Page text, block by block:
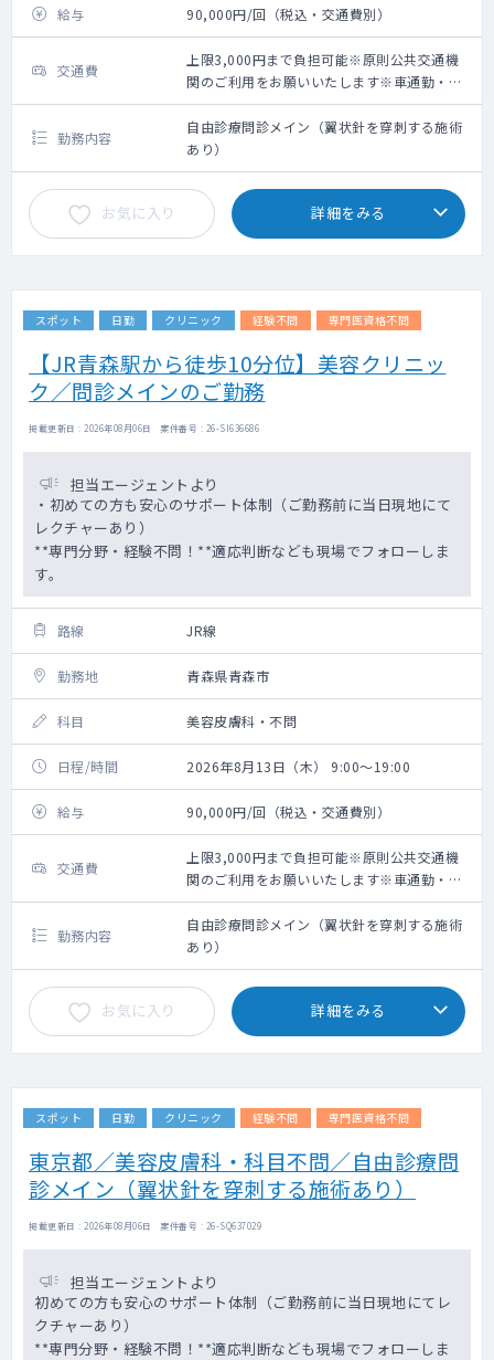
給与 90,000円/回（税込・交通費別）
交通費
上限3,000円まで負担可能※原則公共交通機
関のご利用をお願いいたします※車通勤・タ
クシー利用要相談
勤務内容
自由診療問診メイン（翼状針を穿刺する施術
あり）
お気に入り 詳細をみる
スポット 日勤 クリニック 経験不問 専門医資格不問
【JR青森駅から徒歩10分位】美容クリニッ
ク／問診メインのご勤務
掲載更新日 : 2026年08月06日 案件番号 : 26-SI636686
担当エージェントより
・初めての方も安心のサポート体制（ご勤務前に当日現地にて
レクチャーあり）
**専門分野・経験不問！**適応判断なども現場でフォローしま
す。
路線 JR線
勤務地 青森県青森市
科目 美容皮膚科・不問
日程/時間 2026年8月13日（木） 9:00～19:00
給与 90,000円/回（税込・交通費別）
交通費
上限3,000円まで負担可能※原則公共交通機
関のご利用をお願いいたします※車通勤・タ
クシー利用要相談
勤務内容
自由診療問診メイン（翼状針を穿刺する施術
あり）
お気に入り 詳細をみる
スポット 日勤 クリニック 経験不問 専門医資格不問
東京都／美容皮膚科・科目不問／自由診療問
診メイン（翼状針を穿刺する施術あり）
掲載更新日 : 2026年08月06日 案件番号 : 26-SQ637029
担当エージェントより
初めての方も安心のサポート体制（ご勤務前に当日現地にてレ
クチャーあり）
**専門分野・経験不問！**適応判断なども現場でフォローしま